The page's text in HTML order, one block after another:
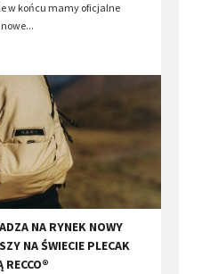
w końcu mamy oficjalne
NA RYNEK NOWY
NA ŚWIECIE PLECAK